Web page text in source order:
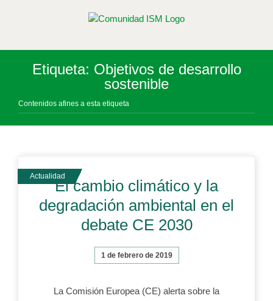
Etiqueta: Objetivos de desarrollo
sostenible
Contenidos afines a esta etiqueta
El cambio climático y la
degradación ambiental en el
debate CE 2030
1 de febrero de 2019
La Comisión Europea (CE) alerta sobre la